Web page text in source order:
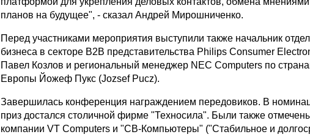
планов на будущее", - сказал Андрей Мирошниченко.
Перед участниками мероприятия выступили также начальник
бизнеса в секторе B2B представительства Philips Consumer
Павел Козлов и региональный менеджер NEC Computers по
Европы Йожеф Пукс (Jozsef Pucz).
Завершилась конференция награждением передовиков. В
приз достался столичной фирме "Техносила". Были также
компании VT Computers и "СВ-Компьютеры" ("Стабильное и